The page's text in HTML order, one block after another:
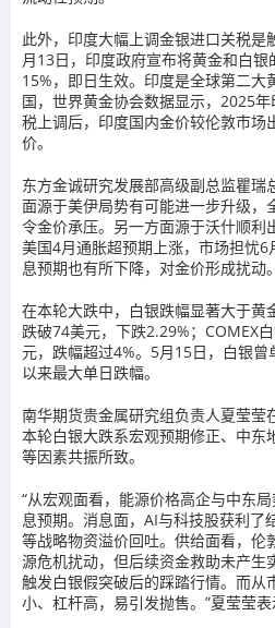
此外， 印度大幅上调金银进口关税是
月13日，印度政府宣布将黄金和白银
15%，即日生效。印度是全球第二大
国，世界黄金协会数据显示，2025
税上调后，印度国内金价较伦敦市场
价。
东方金诚研究发展部高级副总监瞿瑞
面源于美伊局势有可能进一步升级，
令金价承压。另一方面源于沃什顺利
美国4月通胀超预期上涨，市场担忧
息预期也有所下降，对金价形成扰动。
在本轮大跌中，白银跌幅显著大于黄
跌破74美元，下跌2.29%；COMEX
元， 跌幅超过4%。5月15日，白银曾
以来最大单日跌幅。
南华期货贵金属研究组负责人夏莹莹
本轮白银大跌系宏观预期修正、中东
等因素共振所致。
“从宏观面看，能源价格高企与中东
息预期。 消息面， AI与科技股获利了
等战略物资溢价回吐。供给面看，伦
源危机扰动，但后续资金救助未产生
触发白银假突破后的踩踏行情。而从
小、杠杆高，易引发抛售。”夏莹莹表